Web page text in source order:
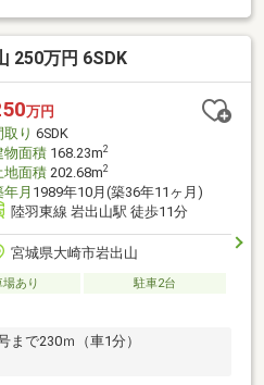
250万円 6SDK
万円
取り 6SDK
物面積168.23m2
地面積202.68m2
年月1989年10月(築36年11ヶ月)
陸羽東線 岩出山駅 徒歩11分
宮城県大崎市岩出山
場あり
駐車2台
まで230ｍ（車1分）